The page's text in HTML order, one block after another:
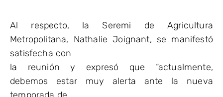
Al respecto, la Seremi de Agricultura
Metropolitana, Nathalie Joignant, se manifestó
satisfecha con
la reunión y expresó que “actualmente,
debemos estar muy alerta ante la nueva
temporada de